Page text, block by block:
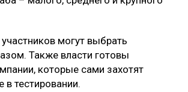
могут выбрать
Также власти готовы
которые сами захотят
в тестировании.